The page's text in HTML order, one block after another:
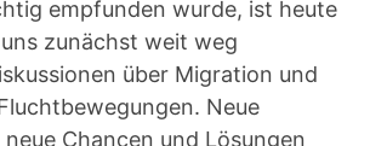
empfunden wurde, ist heute
zunächst weit weg
über Migration und
Neue
Chancen und Lösungen